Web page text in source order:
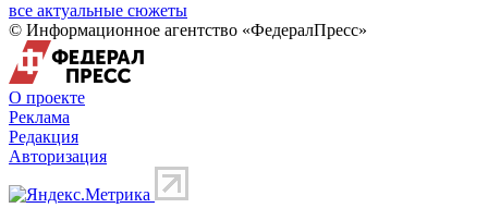
все актуальные сюжеты
© Информационное агентство «ФедералПресс»
О проекте
Реклама
Редакция
Авторизация